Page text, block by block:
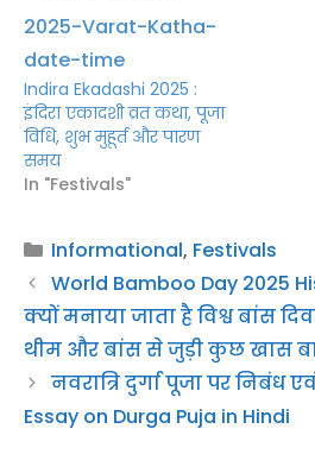
Indira Ekadashi 2025 :
इंदिरा एकादशी व्रत कथा, पूजा
विधि, शुभ मुहूर्त और पारण
समय
In "Festivals"
Categories
Informational, Festivals
World Bamboo Day 2025
क्यों मनाया जाता है विश्व बांस
थीम और बांस से जुड़ी कुछ खास
नवरात्रि दुर्गा पूजा पर निबंध
Essay on Durga Puja in Hindi